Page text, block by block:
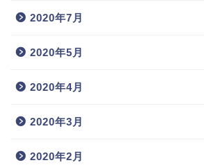
2020年7月
2020年5月
2020年4月
2020年3月
2020年2月